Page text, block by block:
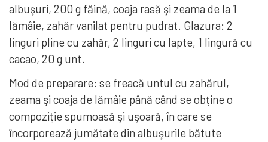
albuşuri, 200 g făină, coaja rasă şi zeama de la 1
lămâie, zahăr vanilat pentru pudrat. Glazura: 2
linguri pline cu zahăr, 2 linguri cu lapte, 1 lingură cu
cacao, 20 g unt.
Mod de preparare: se freacă untul cu zahărul,
zeama şi coaja de lămâie până când se obţine o
compoziţie spumoasă şi uşoară, în care se
încorporează jumătate din albuşurile bătute